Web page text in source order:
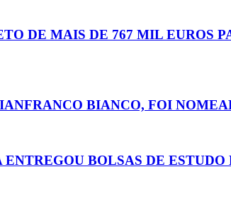
DE MAIS DE 767 MIL EUROS
BIANCO, FOI
BOLSAS DE